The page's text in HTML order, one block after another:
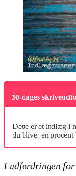
30-dages
Dette er et indlæg i
du bliver en procent
I udfordringen for